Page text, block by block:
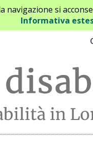
navigazione si
Informativa